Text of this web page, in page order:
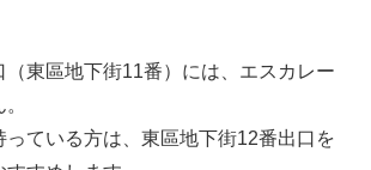
（東區地下街11番）には、エスカレー
っている方は、東區地下街12番出口を